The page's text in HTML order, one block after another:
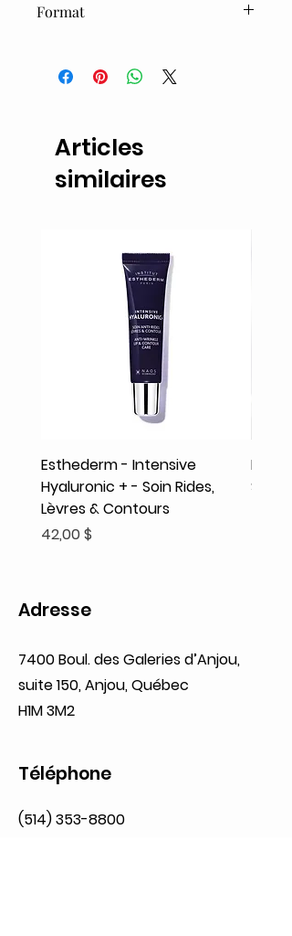
Format
Articles
similaires
Esthederm - Intensive
Hyaluronic + - Soin Rides,
Lèvres & Contours
Prix
42,00 $
Adresse
7400 Boul. des Galeries d’Anjou,
suite 150, Anjou, Québec
H1M 3M2
Téléphone
(514) 353-8800